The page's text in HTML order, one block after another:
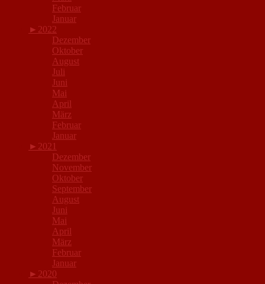
Februar
Januar
► 2022
Dezember
Oktober
August
Juli
Juni
Mai
April
März
Februar
Januar
► 2021
Dezember
November
Oktober
September
August
Juni
Mai
April
März
Februar
Januar
► 2020